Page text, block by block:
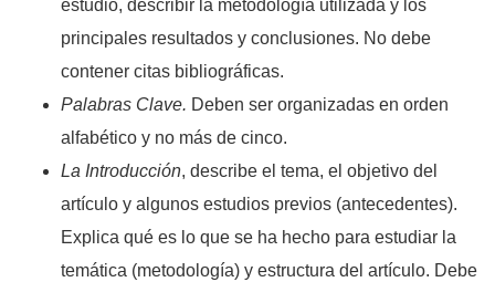
estudio, describir la metodología utilizada y los
principales resultados y conclusiones. No debe
contener citas bibliográficas.
Palabras Clave. Deben ser organizadas en orden
alfabético y no más de cinco.
La Introducción, describe el tema, el objetivo del
artículo y algunos estudios previos (antecedentes).
Explica qué es lo que se ha hecho para estudiar la
temática (metodología) y estructura del artículo. Debe